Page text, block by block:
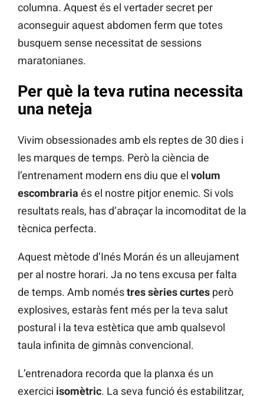
columna. Aquest és el vertader secret per
aconseguir aquest abdomen ferm que totes
busquem sense necessitat de sessions
maratonianes.
Per què la teva rutina necessita
una neteja
Vivim obsessionades amb els reptes de 30 dies i
les marques de temps. Però la ciència de
l’entrenament modern ens diu que el volum
escombraria és el nostre pitjor enemic. Si vols
resultats reals, has d’abraçar la incomoditat de la
tècnica perfecta.
Aquest mètode d’Inés Morán és un alleujament
per al nostre horari. Ja no tens excusa per falta
de temps. Amb noméstres sèries curtes però
explosives, estaràs fent més per la teva salut
postural i la teva estètica que amb qualsevol
taula infinita de gimnàs convencional.
L’entrenadora recorda que la planxa és un
exercici isomètric. La seva funció és estabilitzar,